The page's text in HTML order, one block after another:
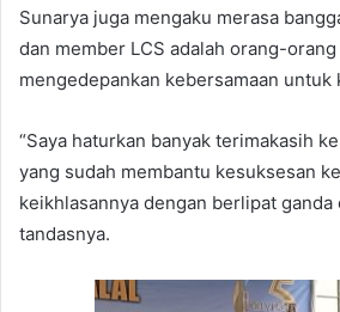
Sunarya juga mengaku merasa
dan member LCS adalah orang-orang
mengedepankan kebersamaan untuk
“Saya haturkan banyak terimakasih
yang sudah membantu kesuksesan
keikhlasannya dengan berlipat ganda
tandasnya.